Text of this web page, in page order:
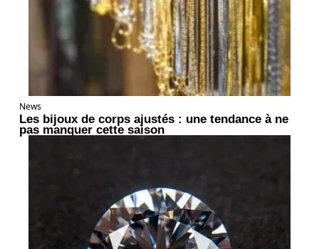
News
Les bijoux de corps ajustés : une tendance à ne
pas manquer cette saison